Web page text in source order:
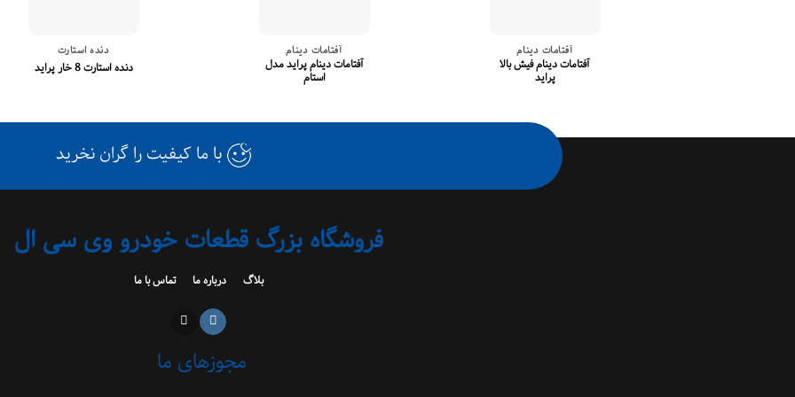
آفتامات دینام
آفتامات دینام فیش بالا
پراید
آفتامات دینام
آفتامات دینام پراید مدل
استام
دنده استارت
دنده استارت 8 خار پراید
با ما کیفیت را گران نخرید
فروشگاه بزرگ قطعات خودرو وی سی ال
بلاگ درباره ما تماس با ما
مجوزهای ما